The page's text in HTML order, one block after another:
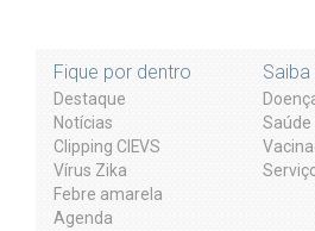
Fique por dentro
Destaque
Notícias
Clipping CIEVS
Vírus Zika
Febre amarela
Agenda
Saúde